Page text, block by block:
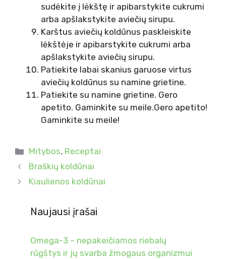
sudėkite į lėkštę ir apibarstykite cukrumi
arba apšlakstykite aviečių sirupu.
Karštus aviečių koldūnus paskleiskite
lėkštėje ir apibarstykite cukrumi arba
apšlakstykite aviečių sirupu.
Patiekite labai skanius garuose virtus
aviečių koldūnus su namine grietine.
Patiekite su namine grietine. Gero
apetito. Gaminkite su meile.Gero apetito!
Gaminkite su meile!
Kategorijos
Mitybos, Receptai
Braškių koldūnai
Kiaulienos koldūnai
Naujausi įrašai
Omega-3 – nepakeičiamos riebalų
rūgštys ir jų svarba žmogaus organizmui